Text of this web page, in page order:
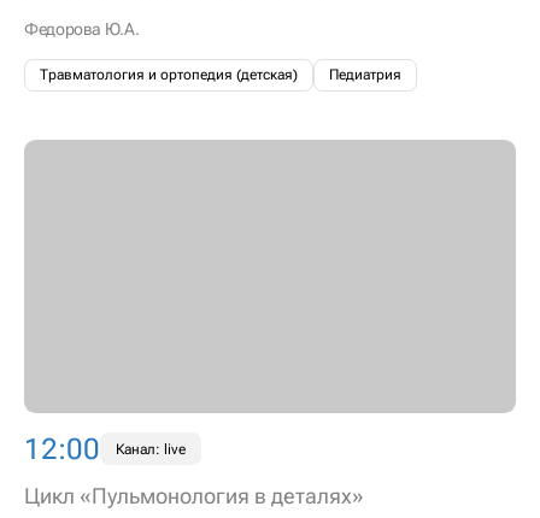
Федорова Ю.А.
Травматология и ортопедия (детская) Педиатрия
12:00 Канал: live
Цикл «Пульмонология в деталях»